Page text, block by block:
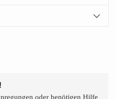
oder benötigen Hilfe